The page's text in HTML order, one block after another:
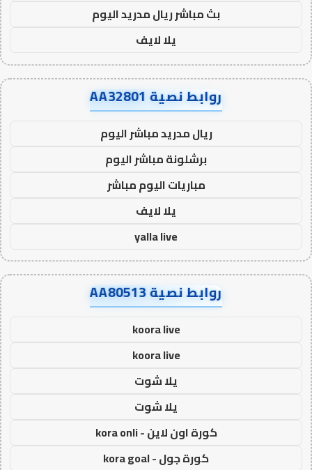
بث مباشر ريال مدريد اليوم
يلا لايف
روابط نصية AA32801
ريال مدريد مباشر اليوم
برشلونة مباشر اليوم
مباريات اليوم مباشر
يلا لايف
yalla live
روابط نصية AA80513
koora live
koora live
يلا شوت
يلا شوت
كورة اون لاين - kora onli
كورة جول - kora goal